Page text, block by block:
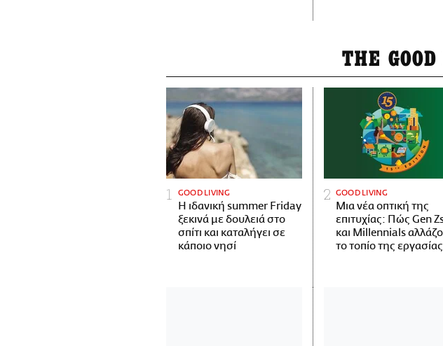
THE
GOOD LIVING
Η ιδανική summer Friday
ξεκινά με δουλειά στο
σπίτι και καταλήγει σε
κάποιο νησί
GOOD LIVING
Μια νέα οπτική της
επιτυχίας: Πώς Gen
και Millennials
το τοπίο της εργασίας